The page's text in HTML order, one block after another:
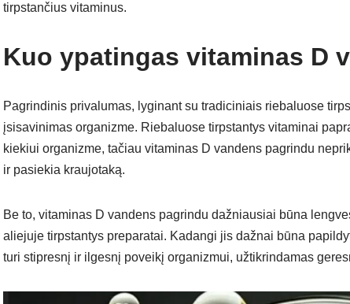
tirpstančius vitaminus.
Kuo ypatingas vitaminas D
Pagrindinis privalumas, lyginant su tradiciniais riebaluose
įsisavinimas organizme. Riebaluose tirpstantys vitaminai
kiekiui organizme, tačiau vitaminas D vandens pagrindu
ir pasiekia kraujotaką.
Be to, vitaminas D vandens pagrindu dažniausiai būna
aliejuje tirpstantys preparatai. Kadangi jis dažnai būna
turi stipresnį ir ilgesnį poveikį organizmui, užtikrindamas